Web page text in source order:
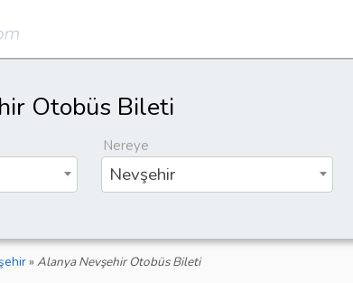
Otobüs Bileti
Nereye
Nevşehir
» Alanya Nevşehir Otobüs Bileti